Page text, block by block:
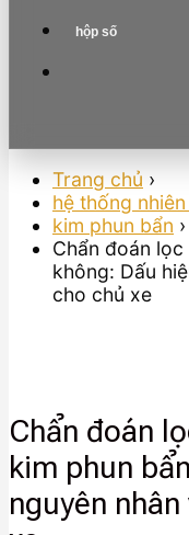
hộp số
Trang chủ ›
hệ thống
kim phun bẩn ›
Chẩn đoán
không: Dấu
cho chủ xe
Chẩn đoán
kim phun
nguyên